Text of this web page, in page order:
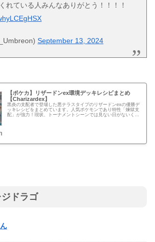
れている人みんなありがとう！！！！
September 13, 2024
【ポケカ】リザードンex環境デッキレシピまとめ
【Charizardex】
黒炎の支配者で登場した悪テラスタイプのリザードンexの優勝デ
ッキレシピをまとめています。人気ポケモンであり特性「煉獄支
配」が強力！現状、トーナメントシーンでは見ない日がないくら
ドラゴ